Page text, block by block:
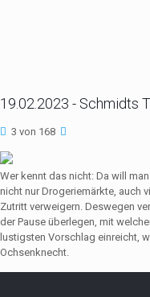
19.02.2023 - Schmidts
3 von 168
Wer kennt das nicht: Da will
nicht nur Drogeriemärkte, auch
Zutritt verweigern. Deswegen
der Pause überlegen, mit
lustigsten Vorschlag einreicht,
Ochsenknecht.